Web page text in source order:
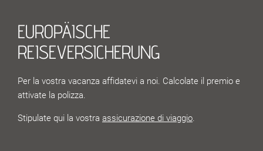
EUROPÄISCHE
REISEVERSICHERUNG
Per la vostra vacanza affidatevi a noi. Calcolate il premio e
attivate la polizza.
Stipulate qui la vostra assicurazione di viaggio.